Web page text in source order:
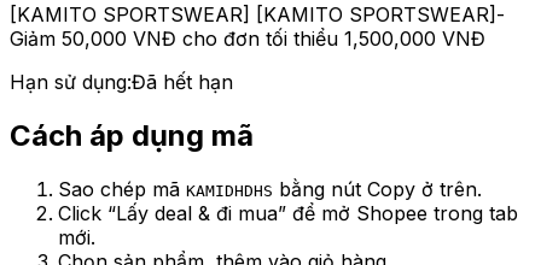
[KAMITO SPORTSWEAR] [KAMITO SPORTSWEAR]-
Giảm 50,000 VNĐ cho đơn tối thiểu 1,500,000 VNĐ
Hạn sử dụng:Đã hết hạn
Cách áp dụng mã
Sao chép mã KAMIDHDHS bằng nút Copy ở trên.
Click “Lấy deal & đi mua” để mở Shopee trong tab
mới.